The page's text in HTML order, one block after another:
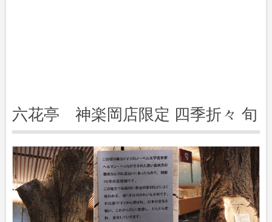
六花亭 神楽岡店限定 四季折々 旬